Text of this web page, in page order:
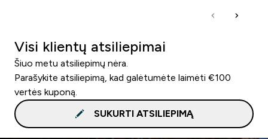
Visi klientų atsiliepimai
Šiuo metu atsiliepimų nėra.
Parašykite atsiliepimą, kad galėtumėte laimėti €100
vertės kuponą.
SUKURTI ATSILIEPIMĄ